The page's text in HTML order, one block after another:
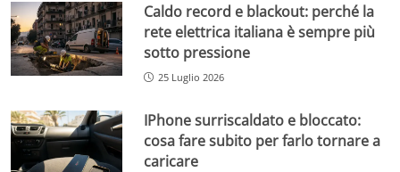
Caldo record e blackout: perché la
rete elettrica italiana è sempre più
sotto pressione
25 Luglio 2026
IPhone surriscaldato e bloccato:
cosa fare subito per farlo tornare a
caricare